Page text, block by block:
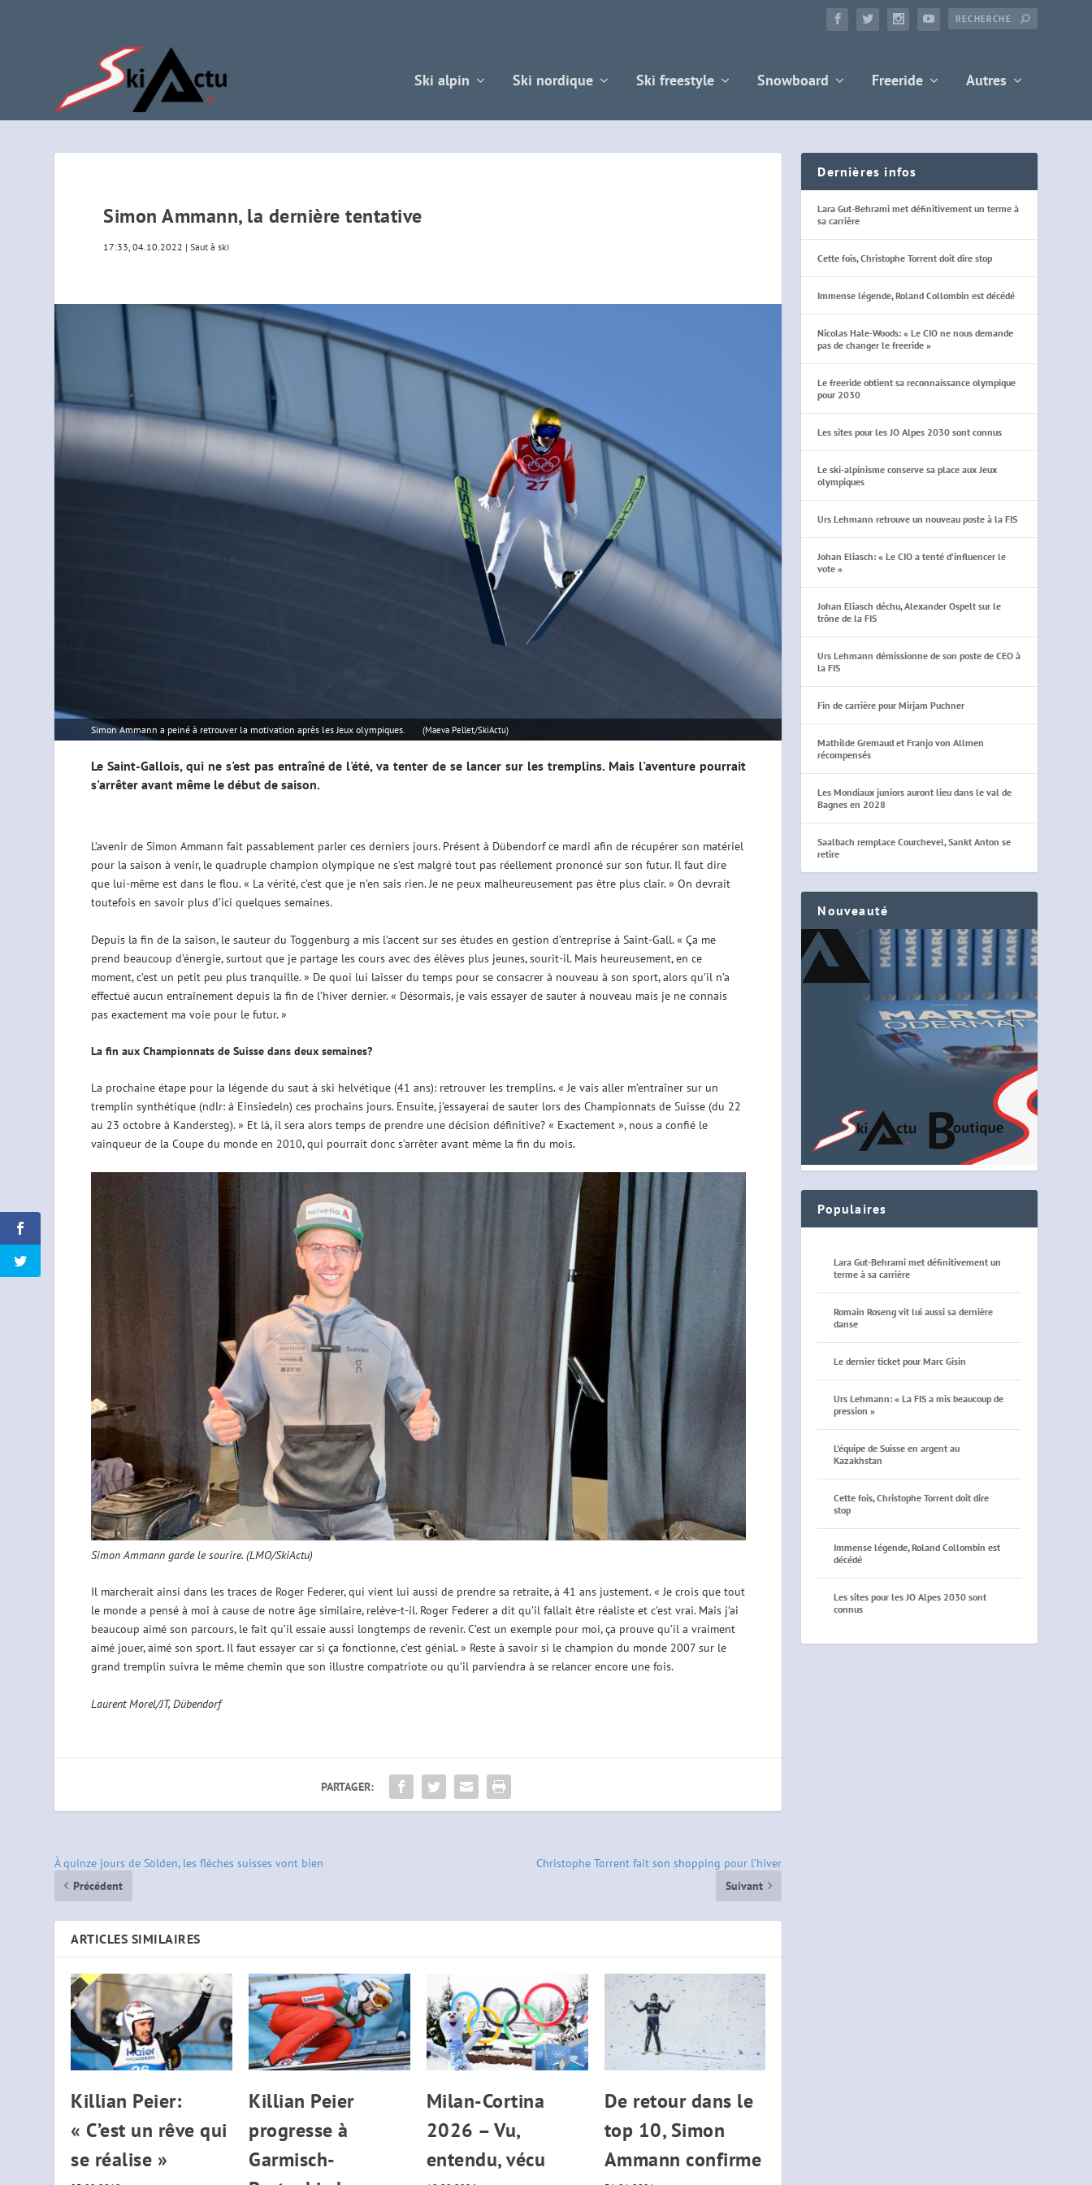
Ski alpin Ski nordique Ski freestyle Snowboard Freeride Autres
Simon Ammann, la dernière tentative
17:33, 04.10.2022 |Saut à ski
Simon Ammann a peiné à retrouver la motivation après les Jeux olympiques. (Maeva Pellet/SkiActu)
Le Saint-Gallois, qui ne s'est pas entraîné de l'été, va tenter de se lancer sur les tremplins. Mais l'aventure pourrait
s'arrêter avant même le début de saison.
L’avenir de Simon Ammann fait passablement parler ces derniers jours. Présent à Dübendorf ce mardi afin de récupérer son matériel
pour la saison à venir, le quadruple champion olympique ne s’est malgré tout pas réellement prononcé sur son futur. Il faut dire
que lui-même est dans le flou. « La vérité, c’est que je n’en sais rien. Je ne peux malheureusement pas être plus clair. » On devrait
toutefois en savoir plus d’ici quelques semaines.
Depuis la fin de la saison, le sauteur du Toggenburg a mis l’accent sur ses études en gestion d’entreprise à Saint-Gall. « Ça me
prend beaucoup d’énergie, surtout que je partage les cours avec des élèves plus jeunes, sourit-il. Mais heureusement, en ce
moment, c’est un petit peu plus tranquille. » De quoi lui laisser du temps pour se consacrer à nouveau à son sport, alors qu’il n’a
effectué aucun entraînement depuis la fin de l’hiver dernier. « Désormais, je vais essayer de sauter à nouveau mais je ne connais
pas exactement ma voie pour le futur. »
La fin aux Championnats de Suisse dans deux semaines?
La prochaine étape pour la légende du saut à ski helvétique (41 ans): retrouver les tremplins. « Je vais aller m’entraîner sur un
tremplin synthétique (ndlr: à Einsiedeln) ces prochains jours. Ensuite, j’essayerai de sauter lors des Championnats de Suisse (du 22
au 23 octobre à Kandersteg). » Et là, il sera alors temps de prendre une décision définitive? « Exactement », nous a confié le
vainqueur de la Coupe du monde en 2010, qui pourrait donc s’arrêter avant même la fin du mois.
Simon Ammann garde le sourire. (LMO/SkiActu)
Il marcherait ainsi dans les traces de Roger Federer, qui vient lui aussi de prendre sa retraite, à 41 ans justement. « Je crois que tout
le monde a pensé à moi à cause de notre âge similaire, relève-t-il. Roger Federer a dit qu’il fallait être réaliste et c’est vrai. Mais j’ai
beaucoup aimé son parcours, le fait qu’il essaie aussi longtemps de revenir. C’est un exemple pour moi, ça prouve qu’il a vraiment
aimé jouer, aimé son sport. Il faut essayer car si ça fonctionne, c’est génial. » Reste à savoir si le champion du monde 2007 sur le
grand tremplin suivra le même chemin que son illustre compatriote ou qu’il parviendra à se relancer encore une fois.
Laurent Morel/JT, Dübendorf
PARTAGER:
À quinze jours de Sölden, les flèches suisses vont bien
Précédent
Christophe Torrent fait son shopping pour l’hiver
Suivant
ARTICLES SIMILAIRES
Killian Peier:
« C’est un rêve qui
se réalise »
Killian Peier
progresse à
Garmisch-
Milan-Cortina
2026 – Vu,
entendu, vécu
De retour dans le
top 10, Simon
Ammann confirme
Dernières infos
Lara Gut-Behrami met définitivement un terme à
sa carrière
Cette fois, Christophe Torrent doit dire stop
Immense légende, Roland Collombin est décédé
Nicolas Hale-Woods: « Le CIO ne nous demande
pas de changer le freeride »
Le freeride obtient sa reconnaissance olympique
pour 2030
Les sites pour les JO Alpes 2030 sont connus
Le ski-alpinisme conserve sa place aux Jeux
olympiques
Urs Lehmann retrouve un nouveau poste à la FIS
Johan Eliasch: « Le CIO a tenté d’influencer le
vote »
Johan Eliasch déchu, Alexander Ospelt sur le
trône de la FIS
Urs Lehmann démissionne de son poste de CEO à
la FIS
Fin de carrière pour Mirjam Puchner
Mathilde Gremaud et Franjo von Allmen
récompensés
Les Mondiaux juniors auront lieu dans le val de
Bagnes en 2028
Saalbach remplace Courchevel, Sankt Anton se
retire
Nouveauté
Populaires
Lara Gut-Behrami met définitivement un
terme à sa carrière
Romain Roseng vit lui aussi sa dernière
danse
Le dernier ticket pour Marc Gisin
Urs Lehmann: « La FIS a mis beaucoup de
pression »
L’équipe de Suisse en argent au
Kazakhstan
Cette fois, Christophe Torrent doit dire
stop
Immense légende, Roland Collombin est
décédé
Les sites pour les JO Alpes 2030 sont
connus